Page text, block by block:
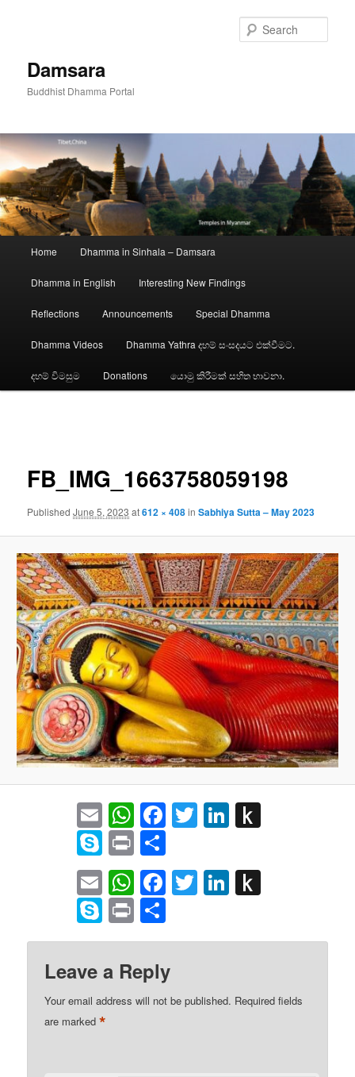
Damsara
Buddhist Dhamma Portal
Home Dhamma in Sinhala – Damsara
Dhamma in English Interesting New Findings
Reflections Announcements Special Dhamma
Dhamma Videos Dhamma Yathra දහම් සංසදයට එක්වීමට.
දහම් විමසුම Donations යොමු කිරීමක් සහිත භාවනා.
FB_IMG_1663758059198
PublishedJune 5, 2023 at612 × 408inSabhiya Sutta – May 2023
EmailWhatsApp
Facebook
TwitterLinkedIn
Skype
Print
EmailWhatsApp
Facebook
TwitterLinkedIn
Kindle
Skype
Print
Leave a Reply
Your email address will not be published. Required fields
are marked*